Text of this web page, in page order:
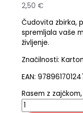
2,50 €
Čudovita zbirka,
spremljala vaše
življenje.
Značilnosti:
EAN:
Rasem z